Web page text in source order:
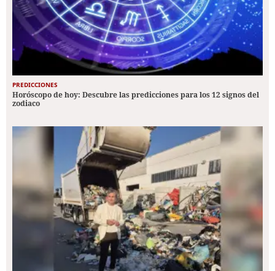
PREDICCIONES
Horóscopo de hoy: Descubre las predicciones para los 12 signos del
zodiaco